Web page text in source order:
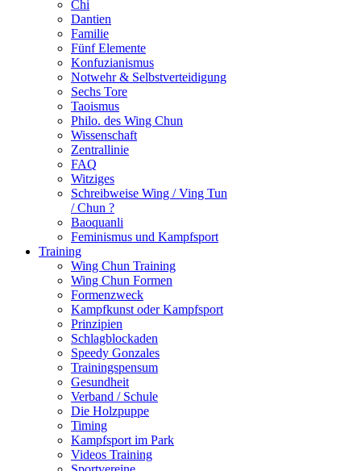
Chi
Dantien
Familie
Fünf Elemente
Konfuzianismus
Notwehr & Selbstverteidigung
Sechs Tore
Taoismus
Philo. des Wing Chun
Wissenschaft
Zentrallinie
FAQ
Witziges
Schreibweise Wing / Ving Tun
/ Chun ?
Baoquanli
Feminismus und Kampfsport
Training
Wing Chun Training
Wing Chun Formen
Formenzweck
Kampfkunst oder Kampfsport
Prinzipien
Schlagblockaden
Speedy Gonzales
Trainingspensum
Gesundheit
Verband / Schule
Die Holzpuppe
Timing
Kampfsport im Park
Videos Training